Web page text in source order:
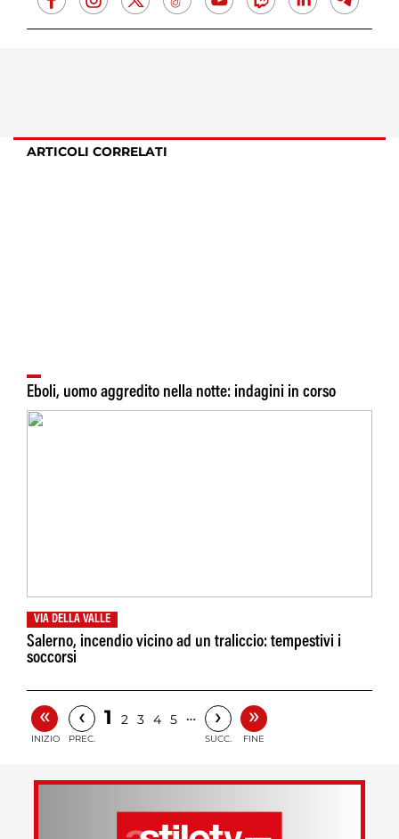
ARTICOLI CORRELATI
Eboli, uomo aggredito nella notte: indagini in corso
VIA DELLA VALLE
Salerno, incendio vicino ad un traliccio: tempestivi i
soccorsi
«
INIZIO
‹
PREC.
1 2 3 4 5 … ›
SUCC.
»
FINE